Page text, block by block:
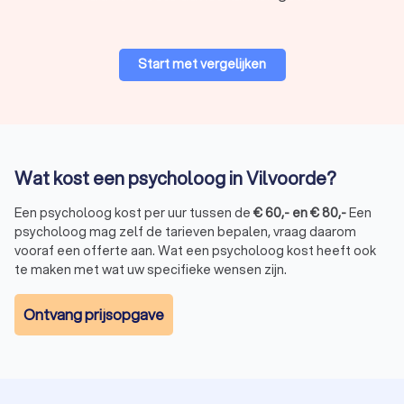
Start met vergelijken
Wat kost een psycholoog in Vilvoorde?
Een psycholoog kost per uur tussen de €60,- en€80,-Een
psycholoog mag zelf de tarieven bepalen, vraag daarom
vooraf een offerte aan. Wat een psycholoog kost heeft ook
te maken met wat uw specifieke wensen zijn.
Ontvang prijsopgave